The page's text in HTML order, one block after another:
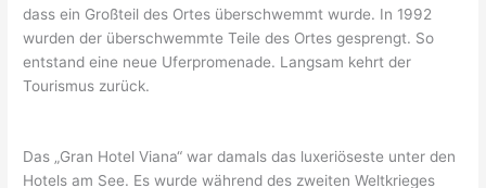
dass ein Großteil des Ortes überschwemmt wurde. In 1992
wurden der überschwemmte Teile des Ortes gesprengt. So
entstand eine neue Uferpromenade. Langsam kehrt der
Tourismus zurück.
Das „Gran Hotel Viana“ war damals das luxeriöseste unter den
Hotels am See. Es wurde während des zweiten Weltkrieges